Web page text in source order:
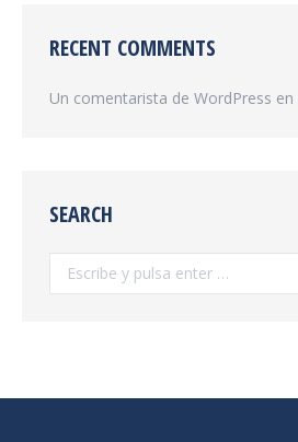
RECENT COMMENTS
Un comentarista de WordPress en
SEARCH
Buscar: